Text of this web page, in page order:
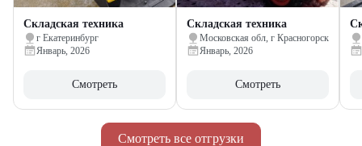
Смотреть все отгрузки
Складская техника
г Екатеринбург
Январь, 2026
Смотреть
Складская техника
Московская обл, г Красногорск
Январь, 2026
Смотреть